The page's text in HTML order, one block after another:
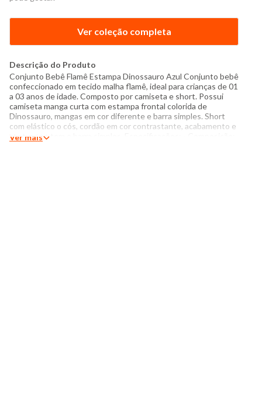
Ver coleção completa
Descrição do Produto
Conjunto Bebê Flamê Estampa Dinossauro Azul Conjunto bebê
confeccionado em tecido malha flamê, ideal para crianças de 01
a 03 anos de idade. Composto por camiseta e short. Possui
camiseta manga curta com estampa frontal colorida de
Dinossauro, mangas em cor diferente e barra simples. Short
com elástico o cós, cordão em cor contrastante, acabamento e
costura no tom e barra simples. Especificações: - Composição:
Ver mais